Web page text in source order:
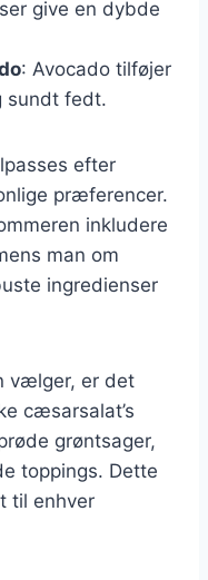
give en dybde
: Avocado tilføjer
sundt fedt.
efter
præferencer.
inkludere
man om
ingredienser
vælger, er det
cæsarsalat’s
grøntsager,
toppings. Dette
til enhver